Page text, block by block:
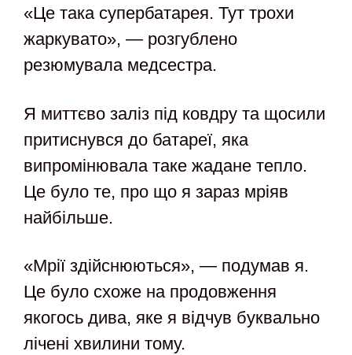
«Це така супербатарея. Тут трохи
жаркувато», — розгублено
резюмувала медсестра.
Я миттєво заліз під ковдру та щосили
притиснувся до батареї, яка
випромінювала таке жадане тепло.
Це було те, про що я зараз мріяв
найбільше.
«Мрії здійснюються», — подумав я.
Це було схоже на продовження
якогось дива, яке я відчув буквально
лічені хвилини тому.